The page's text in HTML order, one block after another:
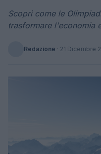
Scopri come le
trasformare l'economia
Redazione · 21 Dicembre